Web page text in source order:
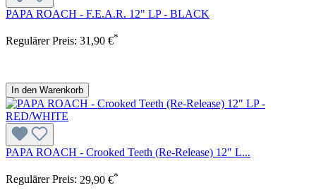
PAPA ROACH - F.E.A.R. 12" LP - BLACK
Regulärer Preis: 31,90 €*
In den Warenkorb
PAPA ROACH - Crooked Teeth (Re-Release) 12" L...
Regulärer Preis: 29,90 €*